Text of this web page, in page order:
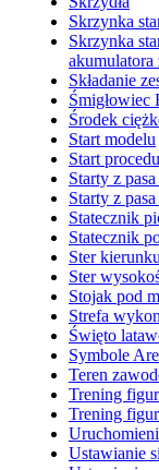
Skrzynka
Skrzynka
akumulatora
Składanie
Śmigłowiec
Środek
Start modelu
Start
Starty z
Starty z
Statecznik
Statecznik
Ster kierunku
Ster
Stojak pod
Strefa
Święto
Symbole
Teren
Trening
Trening figur
Ustawianie